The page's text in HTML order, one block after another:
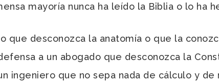
mayoría nunca ha leído la Biblia o lo ha
que desconozca la anatomía o que la
a un abogado que desconozca la
ingeniero que no sepa nada de cálculo y